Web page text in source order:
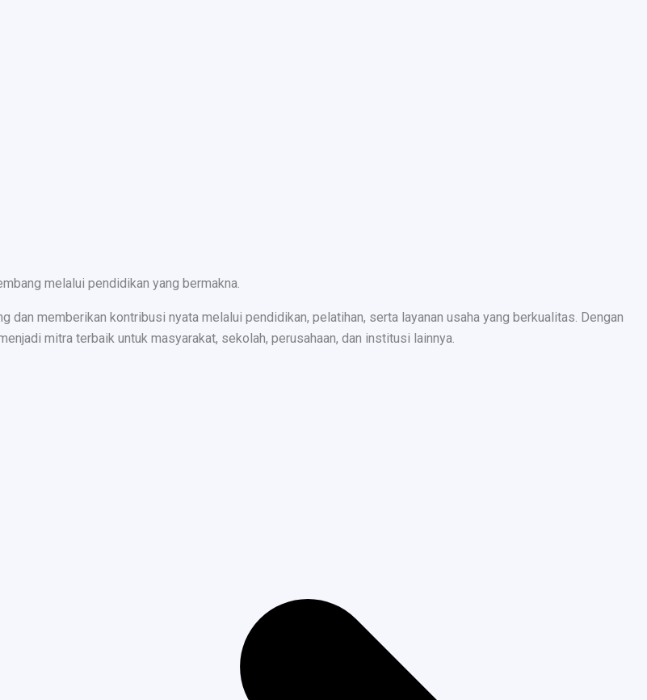
melalui pendidikan yang bermakna.
memberikan kontribusi nyata melalui pendidikan, pelatihan, serta layanan usaha yang berkualitas. Dengan
mitra terbaik untuk masyarakat, sekolah, perusahaan, dan institusi lainnya.